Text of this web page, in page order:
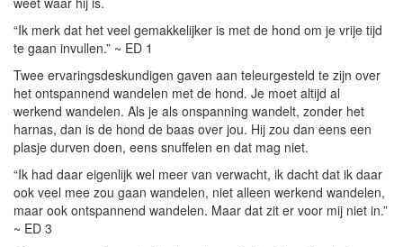
“Ik merk dat het veel gemakkelijker is met de hond om je vrije tijd
te gaan invullen.” ~ ED 1
Twee ervaringsdeskundigen gaven aan teleurgesteld te zijn over
het ontspannend wandelen met de hond. Je moet altijd al
werkend wandelen. Als je als onspanning wandelt, zonder het
harnas, dan is de hond de baas over jou. Hij zou dan eens een
plasje durven doen, eens snuffelen en dat mag niet.
“Ik had daar eigenlijk wel meer van verwacht, ik dacht dat ik daar
ook veel mee zou gaan wandelen, niet alleen werkend wandelen,
maar ook ontspannend wandelen. Maar dat zit er voor mij niet in.”
~ ED 3